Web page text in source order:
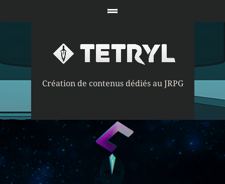
Création de contenus dédiés au JRPG